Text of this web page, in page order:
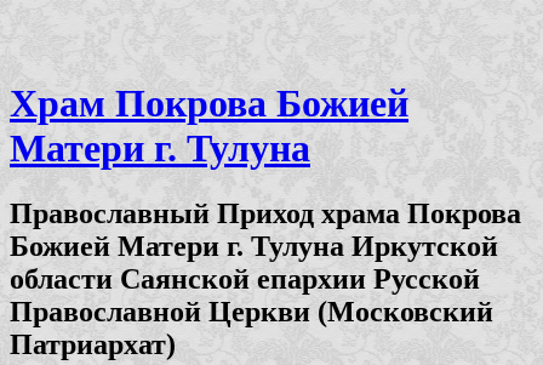
Храм Покрова Божией
Матери г. Тулуна
Православный Приход храма Покрова
Божией Матери г. Тулуна Иркутской
области Саянской епархии Русской
Православной Церкви (Московский
Патриархат)